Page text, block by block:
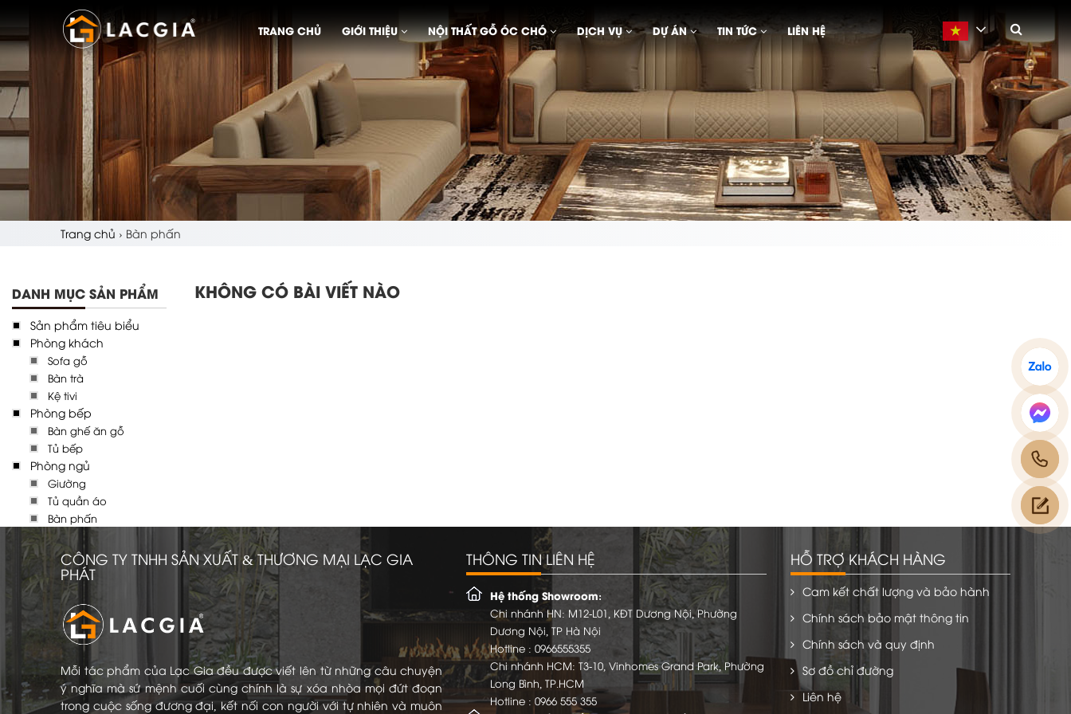
TRANG CHỦ GIỚI THIỆU NỘI THẤT GỖ ÓC CHÓ DỊCH VỤ DỰ ÁN TIN TỨC LIÊN HỆ
Vietnamese
Trang chủ › Bàn phấn
KHÔNG CÓ BÀI VIẾT NÀO
DANH MỤC SẢN PHẨM
Sản phẩm tiêu biểu
Phòng khách
Sofa gỗ
Bàn trà
Kệ tivi
Phòng bếp
Bàn ghế ăn gỗ
Tủ bếp
Phòng ngủ
Giường
Tủ quần áo
Bàn phấn
CÔNG TY TNHH SẢN XUẤT & THƯƠNG MẠI LẠC GIA
PHÁT
Mỗi tác phẩm của Lạc Gia đều được viết lên từ những câu chuyện
ý nghĩa mà sứ mệnh cuối cùng chính là sự xóa nhòa mọi đứt đoạn
trong cuộc sống đương đại, kết nối con người với tự nhiên và muôn
THÔNG TIN LIÊN HỆ
Hệ thống Showroom:
Chi nhánh HN: M12-L01, KĐT Dương Nội, Phường
Dương Nội, TP Hà Nội
Hotline :0966555355
Chi nhánh HCM: T3-10, Vinhomes Grand Park, Phường
Long Bình, TP.HCM
Hotline :0966 555 355
HỖ TRỢ KHÁCH HÀNG
Cam kết chất lượng và bảo hành
Chính sách bảo mật thông tin
Chính sách và quy định
Sơ đồ chỉ đường
Liên hệ